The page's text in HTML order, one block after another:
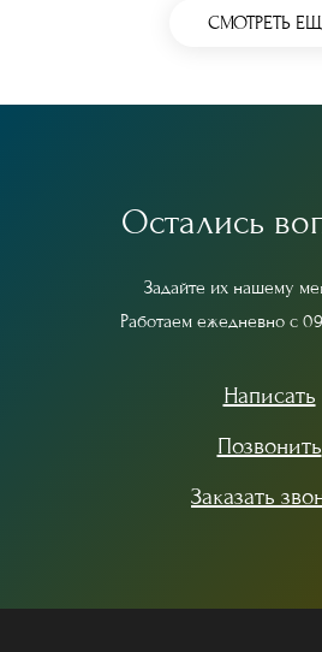
СМОТРЕТЬ
Остались во
Задайте их нашему ме
Работаем ежедневно с 09
Написать
Позвонить
Заказать